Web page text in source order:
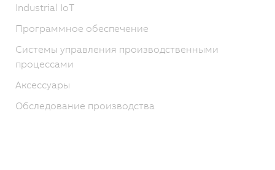
Industrial IoT
Программное обеспечение
Системы управления производственными
процессами
Аксессуары
Обследование производства